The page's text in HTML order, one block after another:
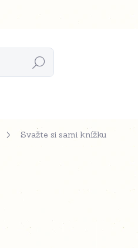
Hledat
Svažte si sami knížku